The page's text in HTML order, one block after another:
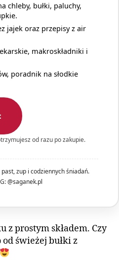
chleby, bułki, paluchy,
jajek oraz przepisy z air
makroskładniki i
poradnik na słodkie
od razu po zakupie.
zup i codziennych śniadań.
@saganek.pl
z prostym składem. Czy
od świeżej bułki z